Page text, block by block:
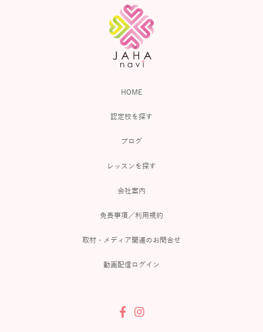
HOME
認定校を探す
ブログ
レッスンを探す
会社案内
免責事項／利用規約
取材・メディア関連のお問合せ
動画配信ログイン